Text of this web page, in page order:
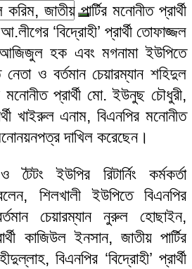
জাতীয় পার্টির মনোনীত প্রার্থী
‘বিদ্রোহী’ প্রার্থী তোফাজ্জল
আজিজুল হক এবং মগনামা ইউপিতে
নেতা ও বর্তমান চেয়ারম্যান শহিদুল
মনোনীত প্রার্থী মো. ইউনুছ চৌধুরী,
খাইরুল এনাম, বিএনপির মনোনীত
দাখিল করেছেন।
টৈটং ইউপির রিটার্নিং কর্মকর্তা
শিলখালী ইউপিতে বিএনপির
চেয়ারম্যান নুরুল হোছাইন,
কাজিউল ইনসান, জাতীয় পার্টির
বিএনপির ‘বিদ্রোহী’ প্রার্থী